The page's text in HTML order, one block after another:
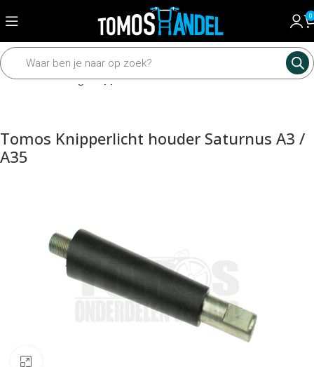
0
Home Verlichting Knipperlichten
Tomos Knipperlicht houder Saturnus A3 /
A35